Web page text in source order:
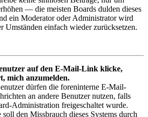
— die meisten Boards dulden dieses
ein Moderator oder Administrator wird
Umständen einfach wieder zurücksetzen.
auf den E-Mail-Link klicke,
mich anzumelden.
dürfen die foreninterne E-Mail-
an andere Benutzer nutzen, falls
Administration freigeschaltet wurde.
den Missbrauch dieses Systems durch